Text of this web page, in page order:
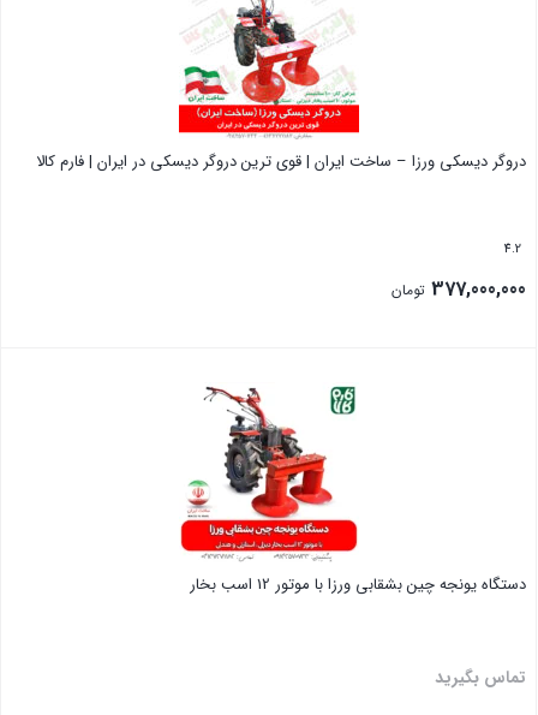
دروگر دیسکی ورزا – ساخت ایران | قوی ترین دروگر دیسکی در ایران | فارم کالا
4.2
377,000,000 تومان
دستگاه یونجه چین بشقابی ورزا با موتور 12 اسب بخار
تماس بگیرید